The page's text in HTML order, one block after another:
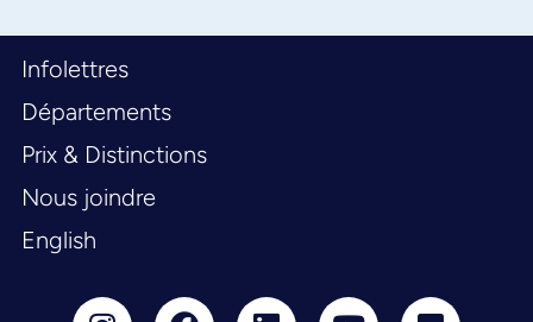
Infolettres
Départements
Prix & Distinctions
Nous joindre
English